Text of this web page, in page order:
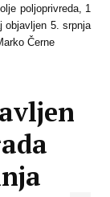
poljoprivreda, 1
objavljen 5. srpnja
Černe